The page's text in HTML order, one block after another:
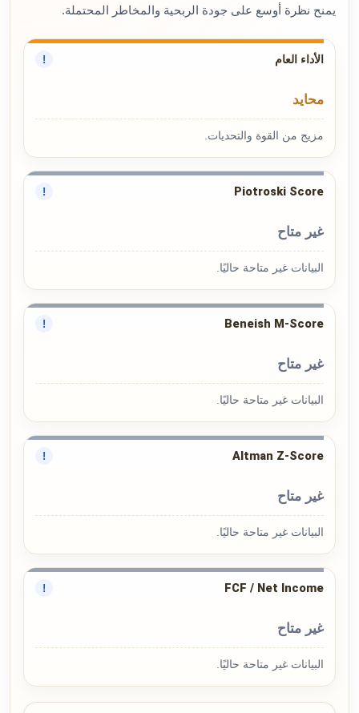
يمنح نظرة أوسع على جودة الربحية والمخاطر المحتملة.
الأداء العام !
محايد
مزيج من القوة والتحديات.
Piotroski Score
!
غير متاح
البيانات غير متاحة حاليًا.
Beneish M-Score
!
غير متاح
البيانات غير متاحة حاليًا.
Altman Z-Score
!
غير متاح
البيانات غير متاحة حاليًا.
FCF / Net Income
!
غير متاح
البيانات غير متاحة حاليًا.